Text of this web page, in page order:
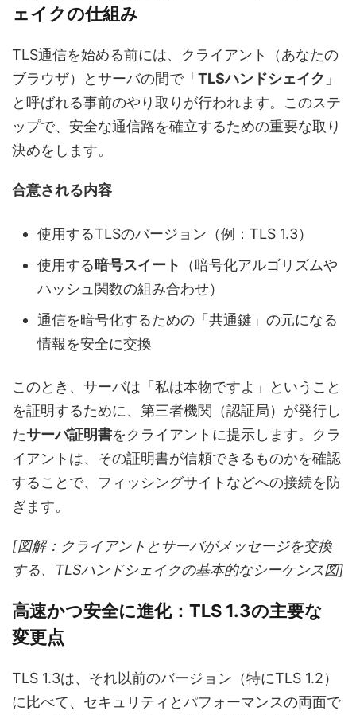
ェイクの仕組み
TLS通信を始める前には、クライアント（あなたの
ブラウザ）とサーバの間で「 TLSハンドシェイク 」
と呼ばれる事前のやり取りが行われます。このステ
ップで、安全な通信路を確立するための重要な取り
決めをします。
合意される内容
使用するTLSのバージョン（例：TLS 1.3）
使用する暗号スイート
（暗号化アルゴリズムや
ハッシュ関数の組み合わせ）
通信を暗号化するための「共通鍵」の元になる
情報を安全に交換
このとき、サーバは「私は本物ですよ」ということ
を証明するために、第三者機関（認証局）が発行し
たサーバ証明書をクライアントに提示します。クラ
イアントは、その証明書が信頼できるものかを確認
することで、フィッシングサイトなどへの接続を防
ぎます。
[図解：クライアントとサーバがメッセージを交換
する、TLSハンドシェイクの基本的なシーケンス図]
高速かつ安全に進化：TLS 1.3の主要な
変更点
TLS 1.3は、それ以前のバージョン（特にTLS 1.2）
に比べて、セキュリティとパフォーマンスの両面で